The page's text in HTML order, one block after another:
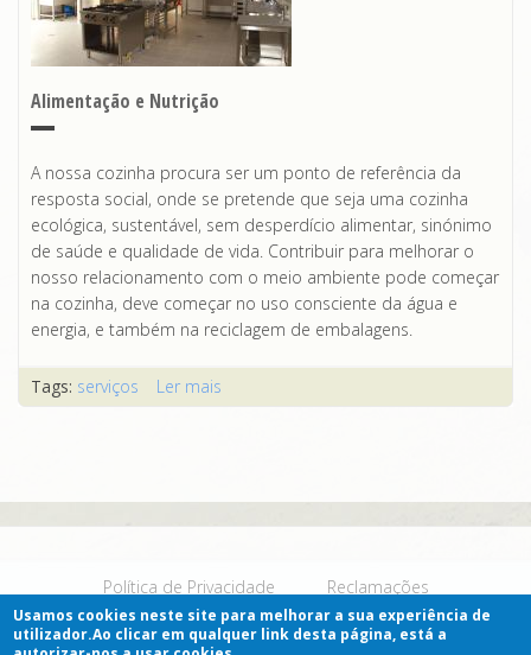
Alimentação e Nutrição
A nossa cozinha procura ser um ponto de referência da
resposta social, onde se pretende que seja uma cozinha
ecológica, sustentável, sem desperdício alimentar, sinónimo
de saúde e qualidade de vida. Contribuir para melhorar o
nosso relacionamento com o meio ambiente pode começar
na cozinha, deve começar no uso consciente da água e
energia, e também na reciclagem de embalagens.
Tags: serviços Ler mais
Política de Privacidade
Reclamações
(C) 2019 ABSA. Todos os direitos reservados.
Usamos cookies neste site para melhorar a sua experiência de
utilizador.Ao clicar em qualquer link desta página, está a